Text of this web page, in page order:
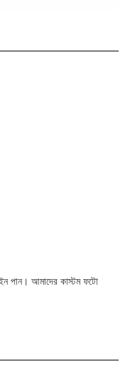
পান। আমাদের কাস্টম ফটো